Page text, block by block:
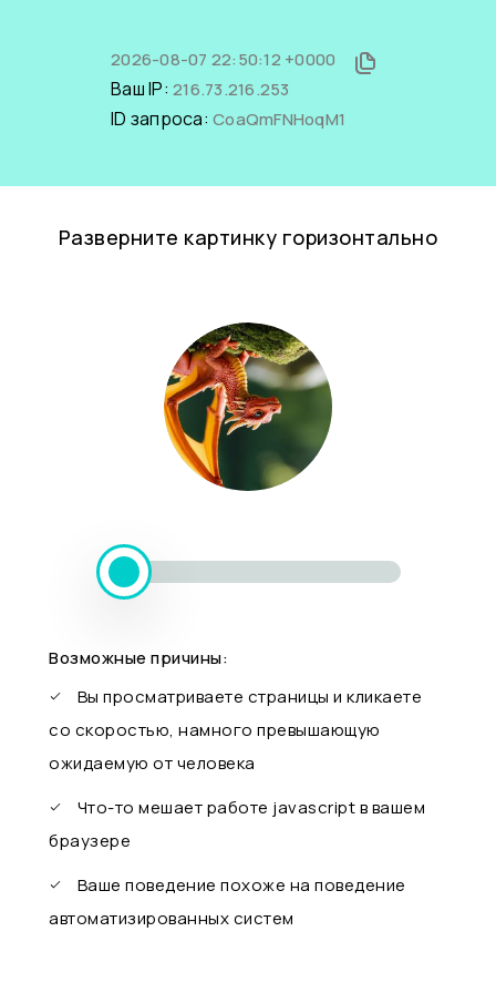
2026-08-07 22:50:12 +0000
Ваш IP: 216.73.216.253
ID запроса: CoaQmFNHoqM1
Разверните картинку горизонтально
Возможные причины:
Вы просматриваете страницы и кликаете
со скоростью, намного превышающую
ожидаемую от человека
Что-то мешает работе javascript в вашем
браузере
Ваше поведение похоже на поведение
автоматизированных систем